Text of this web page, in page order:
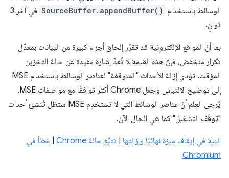
الوسائط باستخدام SourceBuffer.appendBuffer()
في آخر 3
ثوانٍ.
بما أنّ المواقع الإلكترونية قد تقرّر إلحاق أجزاء كبيرة من البيانات بمعدّل
تكرار منخفض، فإنّ هذه القيمة لا تُعدّ إشارة مفيدة عن حالة التخزين
المؤقت. تؤدي إزالة الأحداث "المتوقفة" لعناصر الوسائط باستخدام MSE
إلى توضيح الالتباس وجعل Chrome أكثر توافقًا مع مواصفات MSE.
يُرجى العِلم أنّ عناصر الوسائط التي لا تستخدِم MSE ستظل تُنشئ أحداث
"توقّف التشغيل" كما هي الحال الآن.
النية في إيقاف ميزة نهائيًا وإزالتها تتبُّع حالة Chrome
خطأ في
Chromium